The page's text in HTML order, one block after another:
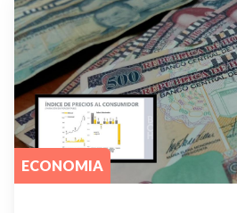
ECONOMIA